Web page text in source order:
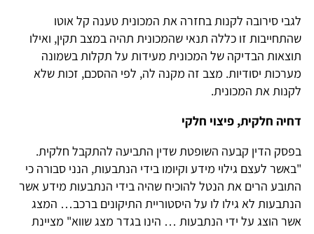
לגבי סירובה לקנות בחזרה את המכונית טענה קל אוטו
שהתחייבות זו כללה תנאי שהמכונית תהיה במצב תקין, ואילו
תוצאות הבדיקה של המכונית מעידות על תקלות בשמונה
מערכות יסודיות. מצב זה מקנה לה, לפי ההסכם, זכות שלא
לקנות את המכונית.
דחיה חלקית, פיצוי חלקי
בפסק הדין קבעה השופטת שדין התביעה להתקבל חלקית.
"באשר לעצם גילוי מידע וקיומו בידי הנתבעות, הנני סבורה כי
התובע הרים את הנטל להוכיח שהיה בידי הנתבעות מידע אשר
הנתבעות לא גילו לו על היסטוריית התיקונים ברכב… המצג
אשר הוצג על ידי הנתבעות … הינו בגדר מצג שווא" מציינת